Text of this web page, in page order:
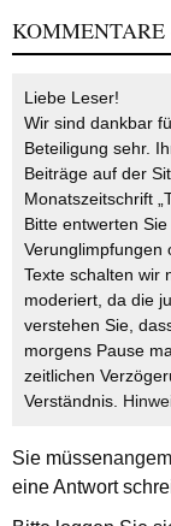
KOMMENTARE
Liebe Leser!
Wir sind dankbar
Beteiligung sehr.
Beiträge auf der
Monatszeitschrift
Bitte entwerten
Verunglimpfungen
Texte schalten wir
moderiert, da die
verstehen Sie,
morgens Pause
zeitlichen
Verständnis.
Sie müssen
eine Antwort